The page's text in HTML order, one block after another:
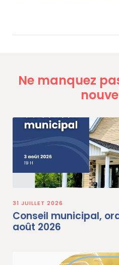
Ne manquez
31 JUILLET 2026
Conseil municipal,
août 2026